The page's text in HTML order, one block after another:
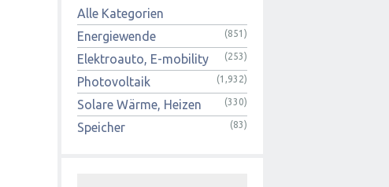
Alle Kategorien
Energiewende
(851)
Elektroauto, E-mobility (253)
Photovoltaik (1,932)
Solare Wärme, Heizen (330)
Speicher (83)